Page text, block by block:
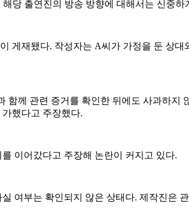
당 출연진의 방송 방향에 대해서는 신중하
게재됐다. 작성자는 A씨가 가정을 둔 상
께 관련 증거를 확인한 뒤에도 사과하
했다고 주장했다.
이어갔다고 주장해 논란이 커지고 있다.
여부는 확인되지 않은 상태다. 제작진은